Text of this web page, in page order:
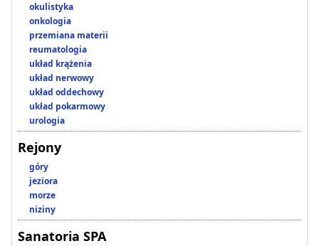
okulistyka
onkologia
przemiana materii
reumatologia
układ krążenia
układ nerwowy
układ oddechowy
układ pokarmowy
urologia
Rejony
góry
jeziora
morze
niziny
Sanatoria SPA